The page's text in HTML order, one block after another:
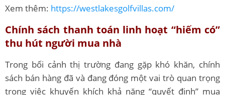
Xem thêm: https://westlakesgolfvillas.com/
Chính sách thanh toán linh hoạt “hiếm có”
thu hút người mua nhà
Trong bối cảnh thị trường đang gặp khó khăn, chính
sách bán hàng đã và đang đóng một vai trò quan trọng
trong việc khuyến khích khả năng “quyết định” mua